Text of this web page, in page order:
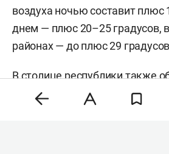
воздуха ночью составит плюс
днем — плюс 20–25 градусов,
районах — до плюс 29
В столице республики также
кратковременные дожди,
ливни. В отдельных районах